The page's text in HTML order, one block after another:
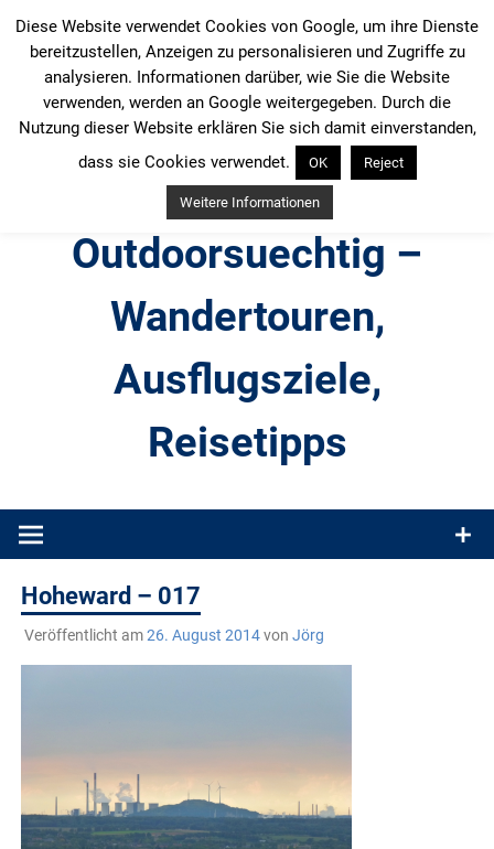
Inhalt
springen
Outdoorsuechtig –
Wandertouren,
Ausflugsziele,
Reisetipps
Produkttests und Buchrezensionen. Ein Blog für alle, die gern
Hoheward – 017
Veröffentlicht am26. August 2014von Jörg
Diese Website verwendet Cookies von Google, um ihre Dienste
bereitzustellen, Anzeigen zu personalisieren und Zugriffe zu
analysieren. Informationen darüber, wie Sie die Website
verwenden, werden an Google weitergegeben. Durch die
Nutzung dieser Website erklären Sie sich damit einverstanden,
dass sie Cookies verwendet.
OK Reject
Weitere Informationen